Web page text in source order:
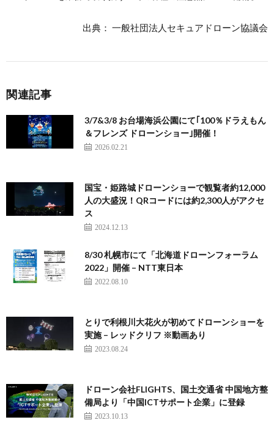
出典： 一般社団法人セキュアドローン協議会
関連記事
3/7&3/8 お台場海浜公園にて｢100％ドラえもん
＆フレンズ ドローンショー｣開催！
2026.02.21
国宝・姫路城ドローンショーで観覧者約12,000
人の大盛況！QRコードには約2,300人がアクセ
ス
2024.12.13
8/30 札幌市にて「北海道ドローンフォーラム
2022」開催 – NTT東日本
2022.08.10
とりで利根川大花火が初めてドローンショーを
実施 – レッドクリフ ※動画あり
2023.08.24
ドローン会社FLIGHTS、国土交通省 中国地方整
備局より「中国ICTサポート企業」に登録
2023.10.13